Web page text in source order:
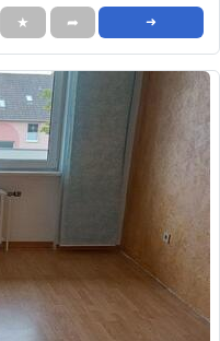
★ ➦ ➜